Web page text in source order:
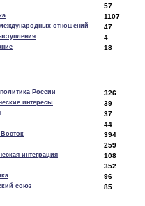
57
1107
отношений 47
4
18
России 326
интересы 39
37
44
394
259
интеграция 108
352
96
союз 85